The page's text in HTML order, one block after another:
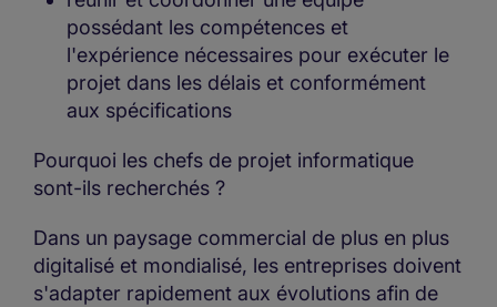
possédant les compétences et
l'expérience nécessaires pour exécuter le
projet dans les délais et conformément
aux spécifications
Pourquoi les chefs de projet informatique
sont-ils recherchés ?
Dans un paysage commercial de plus en plus
digitalisé et mondialisé, les entreprises doivent
s'adapter rapidement aux évolutions afin de